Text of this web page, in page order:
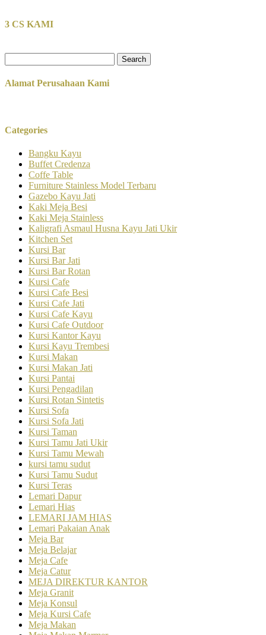
3 CS KAMI
for:
Alamat Perusahaan Kami
Categories
Bangku Kayu
Buffet Credenza
Coffe Table
Furniture Stainless Model Terbaru
Gazebo Kayu Jati
Kaki Meja Besi
Kaki Meja Stainless
Kaligrafi Asmaul Husna Kayu Jati Ukir
Kitchen Set
Kursi Bar
Kursi Bar Jati
Kursi Bar Rotan
Kursi Cafe
Kursi Cafe Besi
Kursi Cafe Jati
Kursi Cafe Kayu
Kursi Cafe Outdoor
Kursi Kantor Kayu
Kursi Kayu Trembesi
Kursi Makan
Kursi Makan Jati
Kursi Pantai
Kursi Pengadilan
Kursi Rotan Sintetis
Kursi Sofa
Kursi Sofa Jati
Kursi Taman
Kursi Tamu Jati Ukir
Kursi Tamu Mewah
kursi tamu sudut
Kursi Tamu Sudut
Kursi Teras
Lemari Dapur
Lemari Hias
LEMARI JAM HIAS
Lemari Pakaian Anak
Meja Bar
Meja Belajar
Meja Cafe
Meja Catur
MEJA DIREKTUR KANTOR
Meja Granit
Meja Konsul
Meja Kursi Cafe
Meja Makan